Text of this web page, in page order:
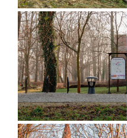
befestigte
Bußkreuz in Korzeńsko.
Der östliche Abschnitt
Żmigrodzka -
durch Wald- und
Flusses Barycz und
Radziądz und Jamnik